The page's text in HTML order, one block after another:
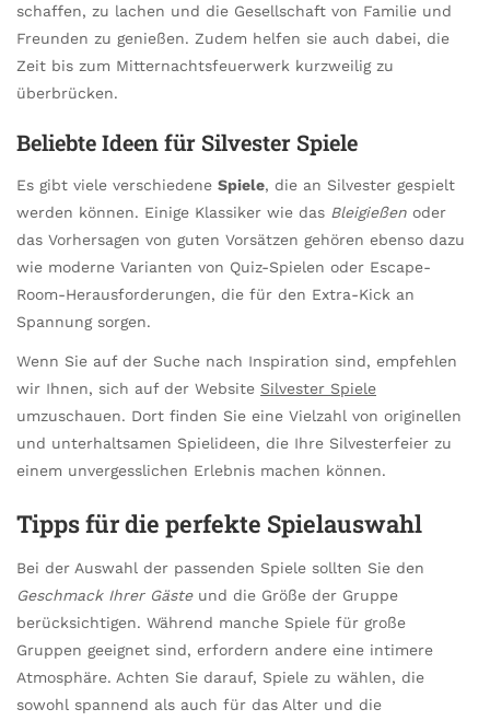
schaffen, zu lachen und die Gesellschaft von Familie und
Freunden zu genießen. Zudem helfen sie auch dabei, die
Zeit bis zum Mitternachtsfeuerwerk kurzweilig zu
überbrücken.
Beliebte Ideen für Silvester Spiele
Es gibt viele verschiedene Spiele, die an Silvester gespielt
werden können. Einige Klassiker wie das Bleigießen oder
das Vorhersagen von guten Vorsätzen gehören ebenso dazu
wie moderne Varianten von Quiz-Spielen oder Escape-
Room-Herausforderungen, die für den Extra-Kick an
Spannung sorgen.
Wenn Sie auf der Suche nach Inspiration sind, empfehlen
wir Ihnen, sich auf der Website Silvester Spiele
umzuschauen. Dort finden Sie eine Vielzahl von originellen
und unterhaltsamen Spielideen, die Ihre Silvesterfeier zu
einem unvergesslichen Erlebnis machen können.
Tipps für die perfekte Spielauswahl
Bei der Auswahl der passenden Spiele sollten Sie den
Geschmack Ihrer Gästeund die Größe der Gruppe
berücksichtigen. Während manche Spiele für große
Gruppen geeignet sind, erfordern andere eine intimere
Atmosphäre. Achten Sie darauf, Spiele zu wählen, die
sowohl spannend als auch für das Alter und die